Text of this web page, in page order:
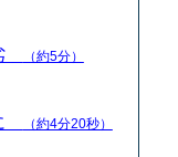
（約5分）
（約4分20秒）